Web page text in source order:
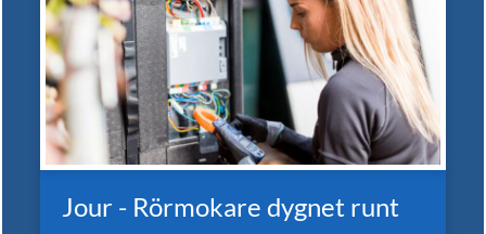
Jour - Rörmokare dygnet runt